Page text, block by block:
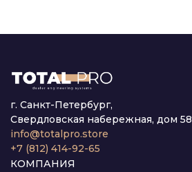
г. Санкт-Петербург,
Свердловская набережная, дом 58
info@totalpro.store
+7 (812) 414-92-65
КОМПАНИЯ